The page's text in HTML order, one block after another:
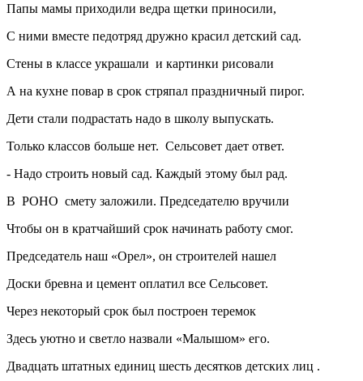
Папы мамы приходили ведра щетки приносили,
С ними вместе педотряд дружно красил детский сад.
Стены в классе украшали и картинки рисовали
А на кухне повар в срок стряпал праздничный пирог.
Дети стали подрастать надо в школу выпускать.
Только классов больше нет. Сельсовет дает ответ.
- Надо строить новый сад. Каждый этому был рад.
В РОНО смету заложили. Председателю вручили
Чтобы он в кратчайший срок начинать работу смог.
Председатель наш «Орел», он строителей нашел
Доски бревна и цемент оплатил все Сельсовет.
Через некоторый срок был построен теремок
Здесь уютно и светло назвали «Малышом» его.
Двадцать штатных единиц шесть десятков детских лиц .